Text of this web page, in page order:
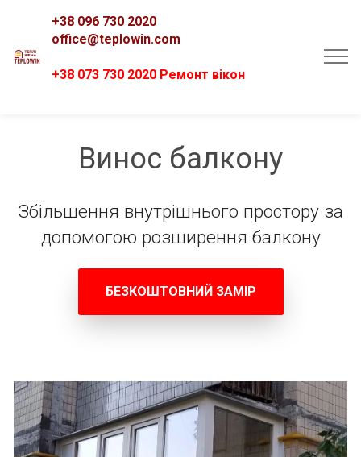
+38 096 730 2020
office@teplowin.com
+38 073 730 2020 Ремонт вікон
Винос балкону
Збільшення внутрішнього простору за
допомогою розширення балкону
БЕЗКОШТОВНИЙ ЗАМІР